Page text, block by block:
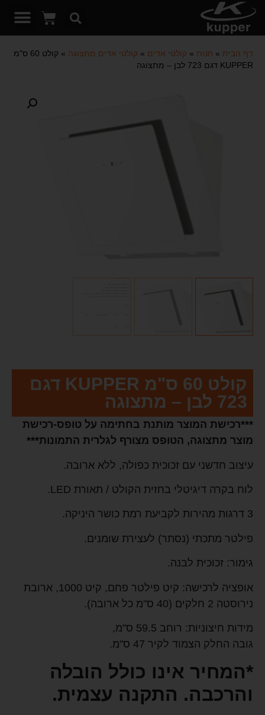
קולט 60 ס"מ KUPPER דגם
723 לבן – מתצוגה
***רכישת המוצר מותנת בחתימה על טופס-רכישת
מוצר מתצוגה, הטופס מצורף לגלרית התמונות***
עיצוב חדשני עם זכוכית כפולה, ללא ארובה.
לוח בקרה דיגיטלי בחזית הקולט / תאורת LED.
3 דרגות מהירות לקביעת רמת כושר היניקה.
פילטר מתכתי (נסתר) לעצירת שומנים.
גימור: זכוכית לבנה.
אופציה לרכישה: קיט פילטר פחם, קיט 1000, ארובת
נירוסטה 2 חלקים (40 ס"מ כל ארובה).
מידות חיצוניות: רוחב 59.5 ס"מ,
גובה החלק הצמוד לקיר 47 ס"מ.
*המחיר אינו כולל הובלה
והרכבה. התקנה עצמית.
דף הבית » חנות » קולטי אדים » קולטי אדים מתצוגה »
קולט 60 ס"מ
KUPPER דגם 723 לבן – מתצוגה